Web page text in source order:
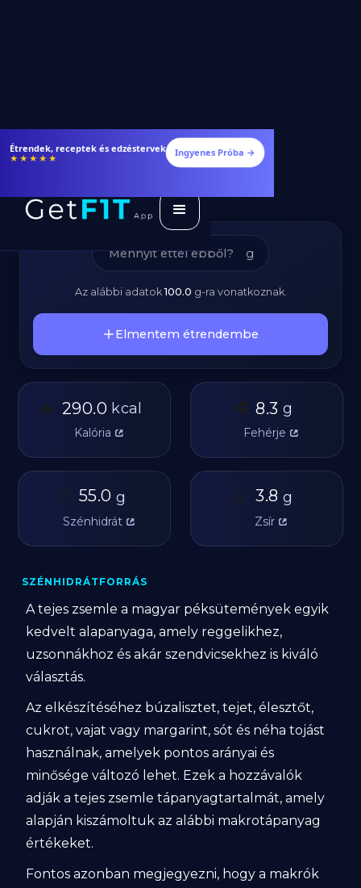
Étrendek, receptek és edzéstervek
★★★★★ Ingyenes Próba →
Tejes Zsemle –
Kalóriatartalom és
Tápanyagok
g
Az alábbi adatok100.0 g-ra vonatkoznak.
Elmentem étrendembe
🔥 290.0 kcal
Kalória
🥩 8.3 g
Fehérje
🥔 55.0 g
Szénhidrát
🫒 3.8 g
Zsír
SZÉNHIDRÁTFORRÁS
A tejes zsemle a magyar péksütemények egyik
kedvelt alapanyaga, amely reggelikhez,
uzsonnákhoz és akár szendvicsekhez is kiváló
választás.
Az elkészítéséhez búzalisztet, tejet, élesztőt,
cukrot, vajat vagy margarint, sót és néha tojást
használnak, amelyek pontos arányai és
minősége változó lehet. Ezek a hozzávalók
adják a tejes zsemle tápanyagtartalmát, amely
alapján kiszámoltuk az alábbi makrotápanyag
értékeket.
Fontos azonban megjegyezni, hogy a makrók